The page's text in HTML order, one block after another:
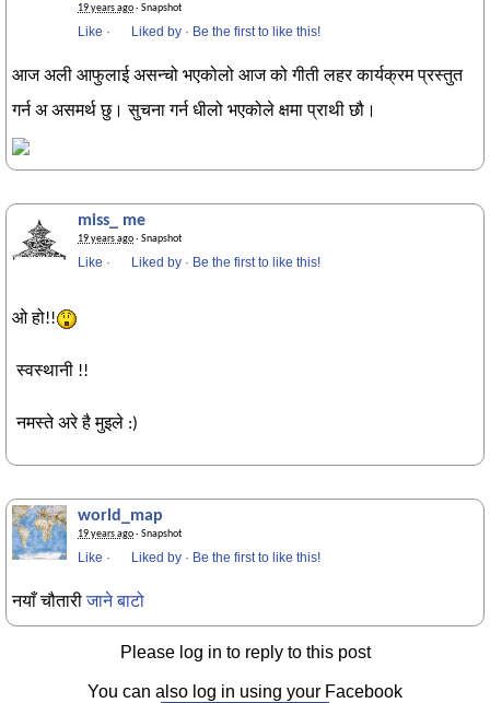
19 years ago· Snapshot
Like · Liked by · Be the first to like this!
आज अली आफुलाई असन्चो भएकोलो आज को गीती लहर कार्यक्रम प्रस्तुत
गर्न अ असमर्थ छु। सुचना गर्न धीलो भएकोले क्षमा प्राथी छौ।
miss_ me
19 years ago· Snapshot
Like · Liked by · Be the first to like this!
ओ हो!!
स्वस्थानी !!
नमस्ते अरे है मुइले :)
world_map
19 years ago· Snapshot
Like · Liked by · Be the first to like this!
नयाँ चौतारीजाने बाटो
Please log in to reply to this post
You can also log in using your Facebook